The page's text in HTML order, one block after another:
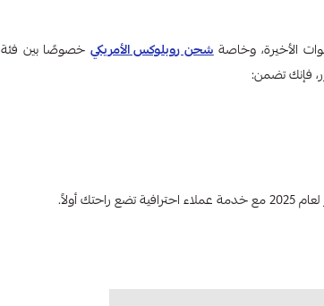
الأخيرة، وخاصةشحن روبلوكس الأمريكي خصوصًا بين فئة
فإنك تضمن:
أولاً.